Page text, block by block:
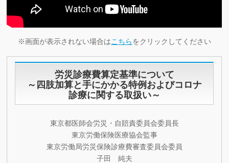
※画面が表示されない場合はこちらをクリックしてください
労災診療費算定基準について
～四肢加算と手にかかる特例およびコロナ
診療に関する取扱い～
東京都医師会労災・自賠責委員会委員長
東京労働保険医療協会監事
東京労働局労災保険診療費審査委員会委員
子田 純夫